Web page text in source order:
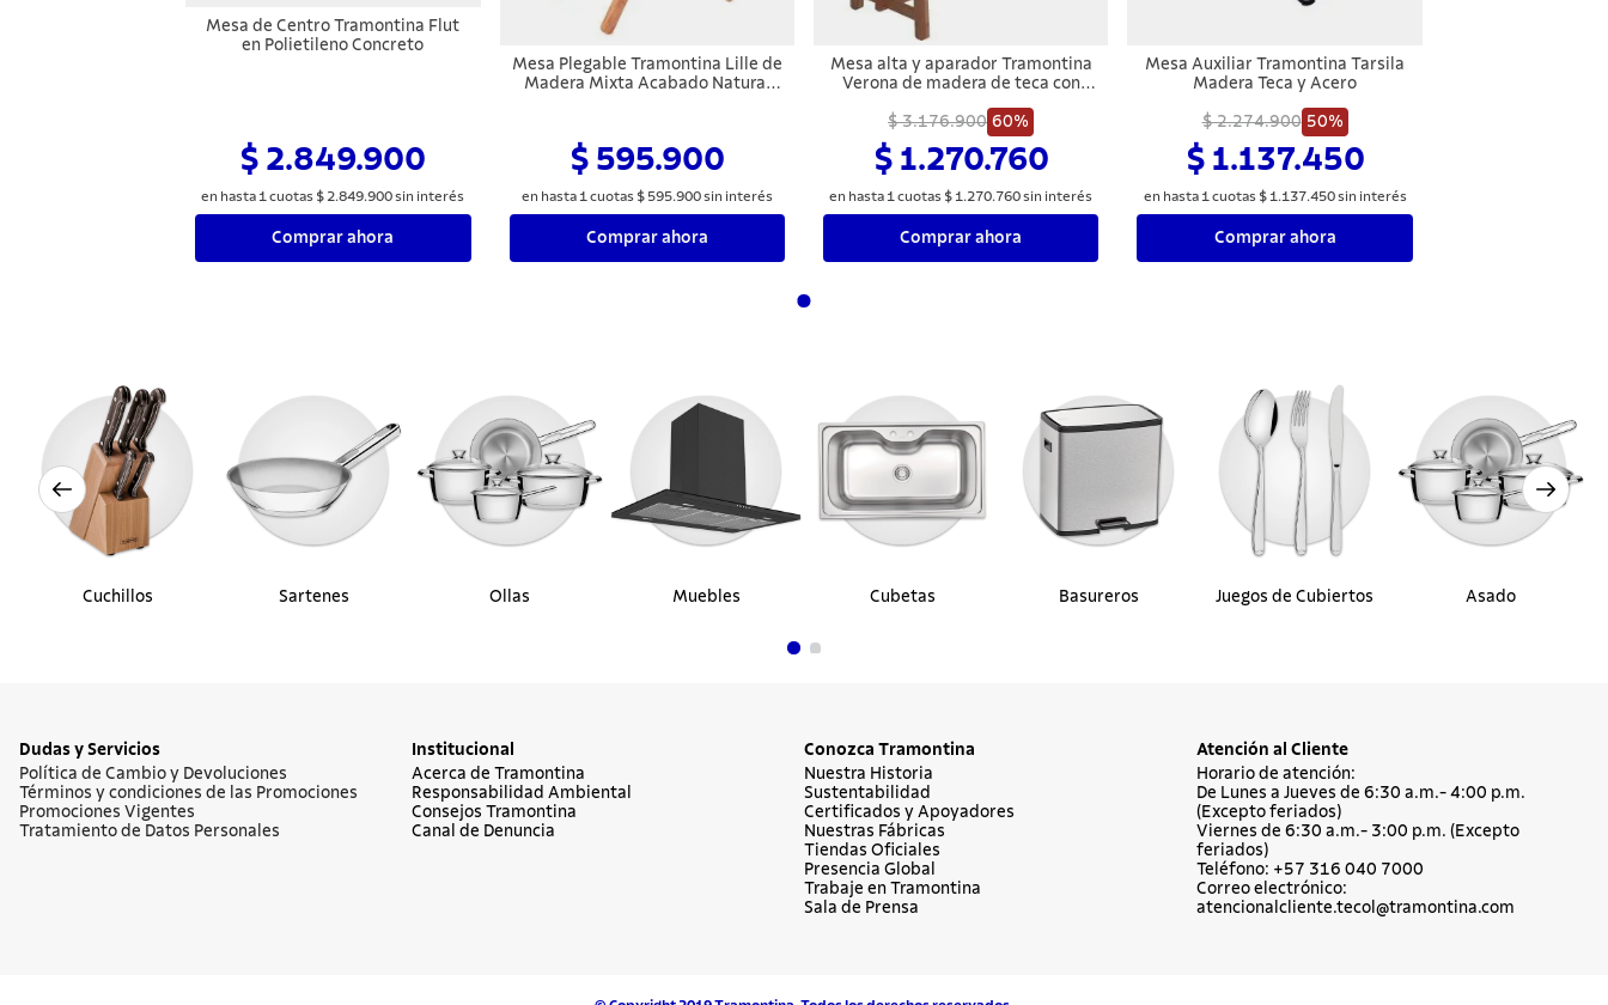
Mesa de Centro Tramontina Flut
en Polietileno Concreto
$ 2.849.900
en hasta 1 cuotas $ 2.849.900sin interés
Comprar ahora
Mesa Plegable Tramontina Lille de
Madera Mixta Acabado Natural
$ 595.900
en hasta 1 cuotas $ 595.900sin interés
Comprar ahora
Mesa alta y aparador Tramontina
Verona de madera de teca con
$ 3.176.900 60%
$ 1.270.760
en hasta 1 cuotas $ 1 .270.760sin interés
Comprar ahora
Mesa Auxiliar Tramontina Tarsila
Madera Teca y Acero
$ 2.274.900 50%
$ 1.137.450
en hasta 1 cuotas $ 1 .137.450sin interés
Comprar ahora
Cuchillos Sartenes Ollas Muebles Cubetas Basureros Juegos de Cubiertos Asado
Dudas y Servicios
Política de Cambio y Devoluciones
Términos y condiciones de las Promociones
Promociones Vigentes
Tratamiento de Datos Personales
Institucional
Acerca de Tramontina
Responsabilidad Ambiental
Consejos Tramontina
Canal de Denuncia
Conozca Tramontina
Nuestra Historia
Sustentabilidad
Certificados y Apoyadores
Nuestras Fábricas
Tiendas Oficiales
Presencia Global
Trabaje en Tramontina
Sala de Prensa
Atención al Cliente
Horario de atención:
De Lunes a Jueves de 6:30 a.m.- 4:00 p.m.
(Excepto feriados)
Viernes de 6:30 a.m.- 3:00 p.m. (Excepto
feriados)
Teléfono: +57 316 040 7000
Correo electrónico:
atencionalcliente.tecol@tramontina.com